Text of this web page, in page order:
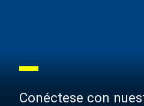
Conéctese con